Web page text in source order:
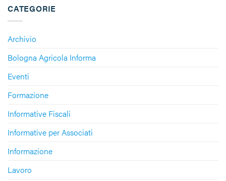
CATEGORIE
Archivio
Bologna Agricola Informa
Eventi
Formazione
Informative Fiscali
Informative per Associati
Informazione
Lavoro